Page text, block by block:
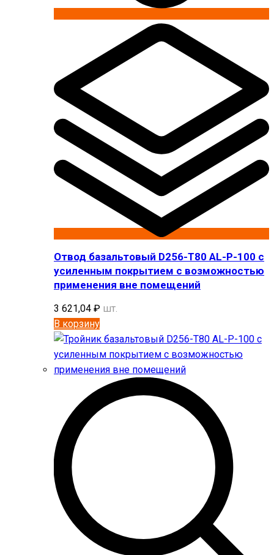
Отвод базальтовый D256-T80 AL-P-100 с
усиленным покрытием с возможностью
применения вне помещений
3 621,04 ₽ шт.
В корзину